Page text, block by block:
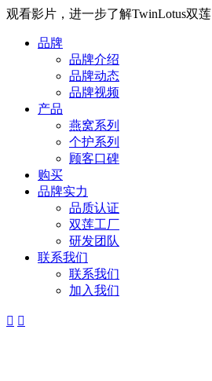
观看影片，进一步了解TwinLotus双莲
品牌
品牌介绍
品牌动态
品牌视频
产品
燕窝系列
个护系列
顾客口碑
购买
品牌实力
品质认证
双莲工厂
研发团队
联系我们
联系我们
加入我们
 